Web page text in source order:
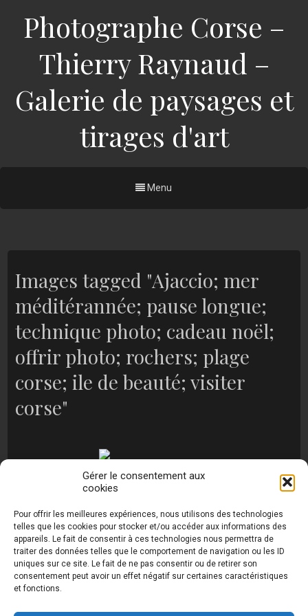
Gérer le consentement aux
cookies
Pour offrir les meilleures expériences, nous utilisons des technologies
telles que les cookies pour stocker et/ou accéder aux informations des
appareils. Le fait de consentir à ces technologies nous permettra de
traiter des données telles que le comportement de navigation ou les ID
uniques sur ce site. Le fait de ne pas consentir ou de retirer son
consentement peut avoir un effet négatif sur certaines caractéristiques
et fonctions.
Photographe Corse –
Thierry Raynaud –
Galerie de paysages et
tirages d'art
Menu
Images tagged "Ajaccio; mer
méditérannée; pause longue;
technique photo; cadeau noël;
offrir photo; rochers; plage
corse; ile de beauté; visiter
corse"
[MONTRER SOUS FORME DE DIAPORAMA]